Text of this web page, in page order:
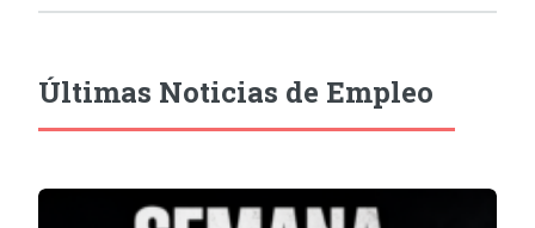
Últimas Noticias de Empleo